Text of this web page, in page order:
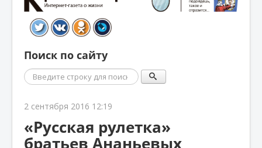
Поиск по сайту
Поиск
2 сентября 2016 12:19
«Русская рулетка»
братьев Ананьевых